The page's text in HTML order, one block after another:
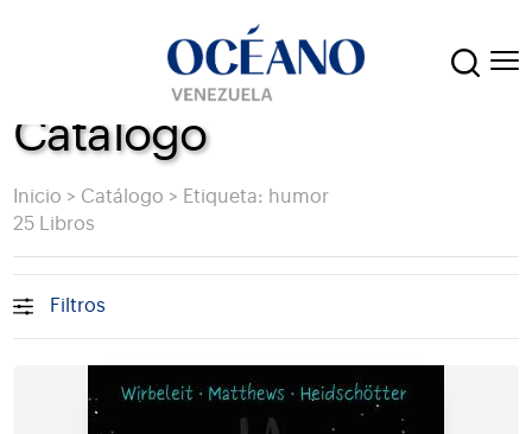
Catálogo
Inicio > Catálogo > Etiqueta: humor
25 Libros
Filtros